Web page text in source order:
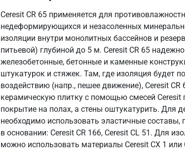
Ceresit CR 65 применяется для
недеформирующихся и незасоленных
изоляции внутри монолитных бассейнов и
питьевой) глубиной до 5 м. Ceresit CR 65
железобетонные, бетонные и каменные
штукатурок и стяжек. Там, где изоляция будет
воздействию (напр., пешее движение), Ceresit
керамическую плитку с помощью смесей Ceresit
покрытие на полах, а стены оштукатурить. Для
необходимо использовать эластичные
в основании: Ceresit CR 166, Ceresit CL 51. Для
можно использовать материалы Ceresit CX 1 или